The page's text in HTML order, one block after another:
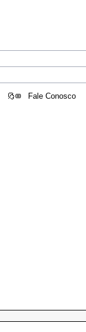
Fale Conosco